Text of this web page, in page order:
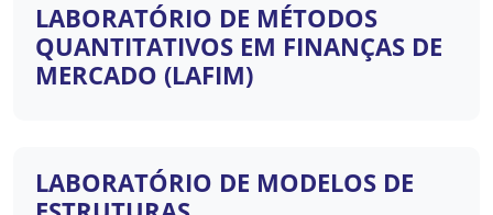
LABORATÓRIO DE MÉTODOS
QUANTITATIVOS EM FINANÇAS DE
MERCADO (LAFIM)
LABORATÓRIO DE MODELOS DE